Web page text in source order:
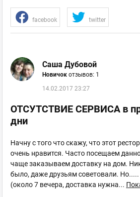
facebook twitter
Саша Дубовой
Новичок отзывов: 1
14.02.2017 23:27
ОТСУТСТВИЕ СЕРВИСА в
дни
Начну с того что скажу, что этот
очень нравится. Часто посещаем
чаще заказываем доставку на дом.
было, даже друзьям советовали. Но.....
(около 7 вечера, доставка нужна...